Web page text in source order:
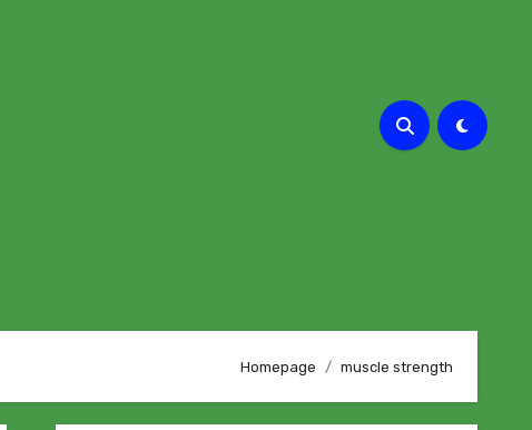
Homepage muscle strength